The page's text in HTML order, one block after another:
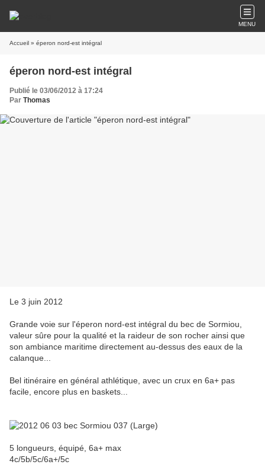
MENU
Accueil » éperon nord-est intégral
éperon nord-est intégral
Publié le 03/06/2012 à 17:24
Par Thomas
Le 3 juin 2012
Grande voie sur l'éperon nord-est intégral du bec de Sormiou,
valeur sûre pour la qualité et la raideur de son rocher ainsi que
son ambiance maritime directement au-dessus des eaux de la
calanque...
Bel itinéraire en général athlétique, avec un crux en 6a+ pas
facile, encore plus en baskets...
5 longueurs, équipé, 6a+ max
4c/5b/5c/6a+/5c